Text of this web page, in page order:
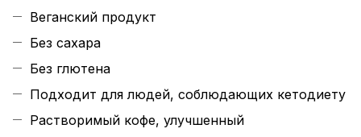
Веганский продукт
Без сахара
Без глютена
Подходит для людей, соблюдающих кетодиету
Растворимый кофе, улучшенный